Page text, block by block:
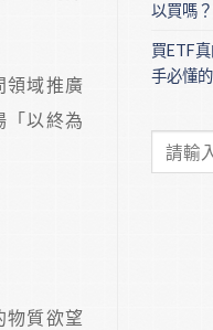
領域推廣
「以終為
物質欲望
以買嗎
買ETF
手必懂